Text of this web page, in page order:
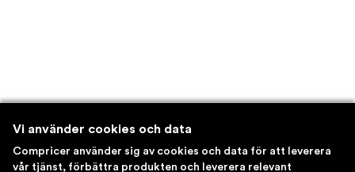
Vi använder cookies och data
Compricer använder sig av cookies och data för att leverera
vår tjänst, förbättra produkten och leverera relevant